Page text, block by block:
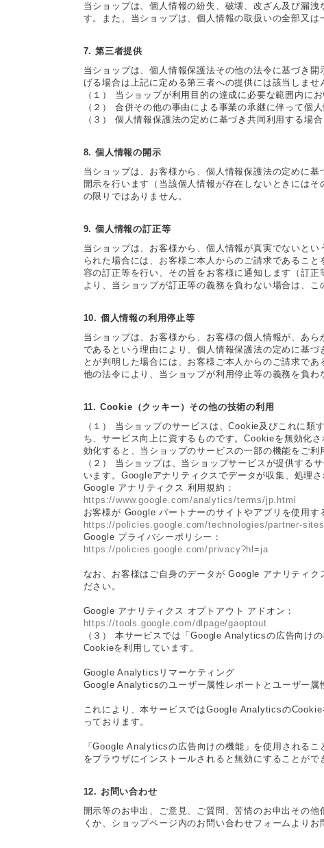
当ショップは、個人情報の紛失、破壊、改ざん及び漏
す。また、当ショップは、個人情報の取扱いの全部又
7. 第三者提供
当ショップは、個人情報保護法その他の法令に基づき
げる場合は上記に定める第三者への提供には該当しませ
（１） 当ショップが利用目的の達成に必要な範囲内に
（２） 合併その他の事由による事業の承継に伴って個
（３） 個人情報保護法の定めに基づき共同利用する場合
8. 個人情報の開示
当ショップは、お客様から、個人情報保護法の定めに
開示を行います（当該個人情報が存在しないときには
の限りではありません。
9. 個人情報の訂正等
当ショップは、お客様から、個人情報が真実でないと
られた場合には、お客様ご本人からのご請求であるこ
容の訂正等を行い、その旨をお客様に通知します（訂
より、当ショップが訂正等の義務を負わない場合は、こ
10. 個人情報の利用停止等
当ショップは、お客様から、お客様の個人情報が、あ
であるという理由により、個人情報保護法の定めに基
とが判明した場合には、お客様ご本人からのご請求で
他の法令により、当ショップが利用停止等の義務を負わ
11. Cookie（クッキー）その他の技術の利用
（１） 当ショップのサービスは、Cookie及びこれに
ち、サービス向上に資するものです。Cookieを無効化
効化すると、当ショップのサービスの一部の機能をご利
（２） 当ショップは、当ショップサービスが提供す
います。Googleアナリティクスでデータが収集、処理
Google アナリティクス 利用規約：
https://www.google.com/analytics/terms/jp.html
お客様が Google パートナーのサイトやアプリを使用す
https://policies.google.com/technologies/partner-
Google プライバシーポリシー：
https://policies.google.com/privacy?hl=ja
なお、お客様はご自身のデータが Google アナリティ
ださい。
Google アナリティクス オプトアウト アドオン：
https://tools.google.com/dlpage/gaoptout
（３） 本サービスでは「Google Analyticsの広告向け
Cookieを利用しています。
Google Analyticsリマーケティング
Google Analyticsのユーザー属性レポートとユーザー属
これにより、本サービスではGoogle Analyticsの
っております。
「Google Analyticsの広告向けの機能」を使用される
をブラウザにインストールされると無効にすることがで
12. お問い合わせ
開示等のお申出、ご意見、ご質問、苦情のお申出その
くか、ショップページ内のお問い合わせフォームよりお